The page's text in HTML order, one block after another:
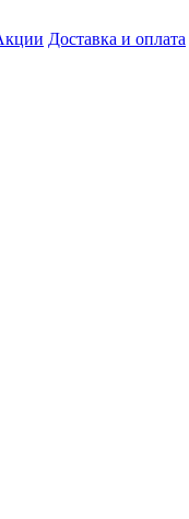
Доставка и оплата